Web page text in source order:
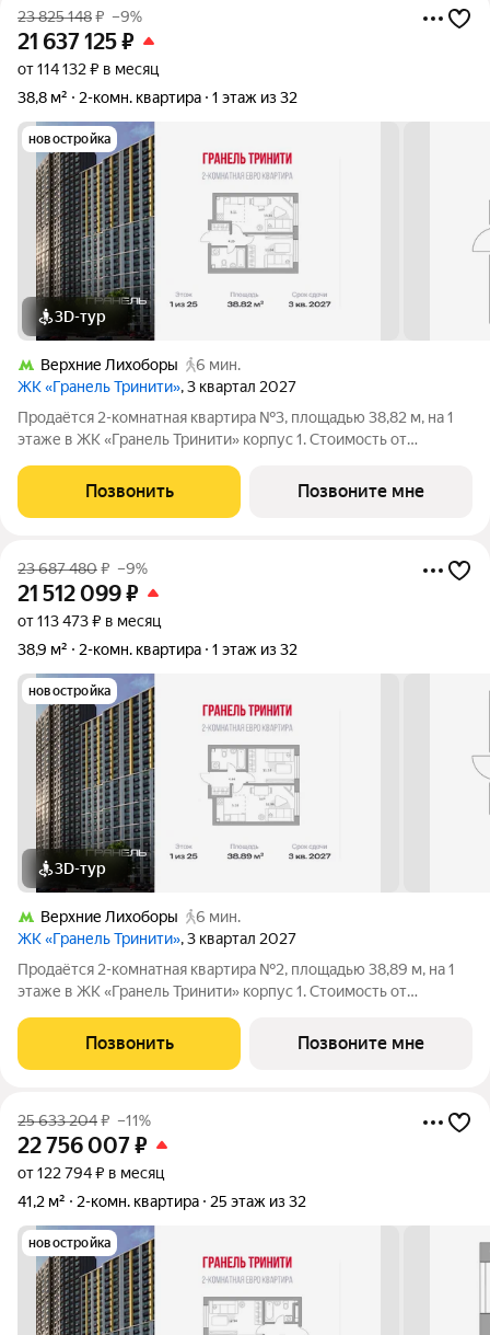
23 825 148₽ –9%
21 637 125₽
от 114 132 ₽ в месяц
38,8 м²
2-комн. квартира 1 этаж из 32
новостройка
3D-тур
Верхние Лихоборы
6 мин.
ЖК «Гранель Тринити», 3 квартал 2027
Продаётся 2-комнатная квартира №3, площадью 38,82 м, на 1
этаже в ЖК «Гранель Тринити» корпус 1. Стоимость от
односторонняя, окна на улицу. Жилой квартал «Гранель
Тринити» расположен на севере Москвы, в
Позвонить Позвоните мне
23 687 480₽ –9%
21 512 099₽
от 113 473 ₽ в месяц
38,9 м²
2-комн. квартира 1 этаж из 32
новостройка
3D-тур
Верхние Лихоборы
6 мин.
ЖК «Гранель Тринити», 3 квартал 2027
Продаётся 2-комнатная квартира №2, площадью 38,89 м, на 1
этаже в ЖК «Гранель Тринити» корпус 1. Стоимость от
односторонняя, окна на улицу. Жилой квартал «Гранель
Тринити» расположен на севере Москвы, в
Позвонить Позвоните мне
25 633 204₽ –11%
22 756 007₽
от 122 794 ₽ в месяц
41,2 м²
2-комн. квартира 25 этаж из 32
новостройка